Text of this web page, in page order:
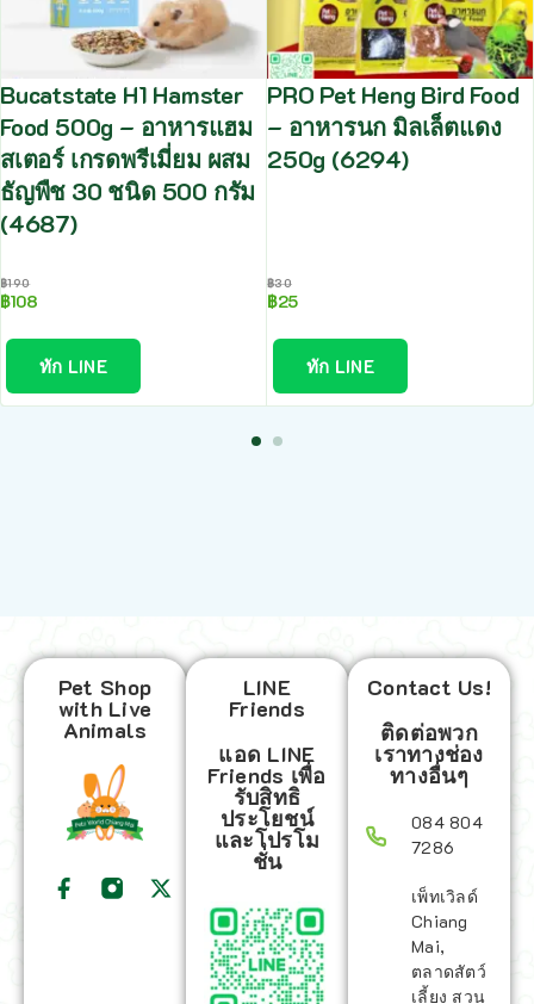
Bucatstate H1 Hamster
Food 500g – อาหารแฮม
สเตอร์ เกรดพรีเมี่ยม ผสม
ธัญพืช 30 ชนิด 500 กรัม
(4687)
฿190
฿108
ทัก LINE
PRO Pet Heng Bird Food
– อาหารนก มิลเล็ตแดง
250g (6294)
฿30
฿25
ทัก LINE
Pet Shop
with Live
Animals
LINE
Friends
แอด LINE
Friends เพื่อ
รับสิทธิ
ประโยชน์
และโปรโม
ชั่น
Contact Us!
ติดต่อพวก
เราทางช่อง
ทางอื่นๆ
084 804
7286
เพ็ทเวิลด์
Chiang
Mai,
ตลาดสัตว์
เลี้ยง สวน